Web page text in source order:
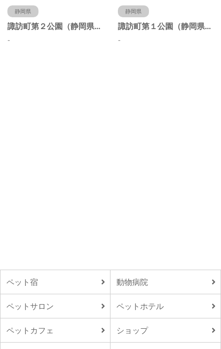
静岡県
諏訪町第２公園（静岡県静岡市）
-
静岡県
諏訪町第１公園（静岡県静岡市）
-
ペット宿 動物病院
ペットサロン ペットホテル
ペットカフェ ショップ